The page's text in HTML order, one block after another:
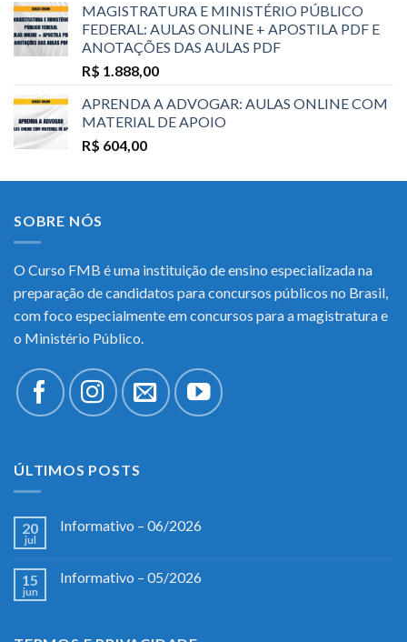
MAGISTRATURA E MINISTÉRIO PÚBLICO
FEDERAL: AULAS ONLINE + APOSTILA PDF E
ANOTAÇÕES DAS AULAS PDF
R$ 1.888,00
APRENDA A ADVOGAR: AULAS ONLINE COM
MATERIAL DE APOIO
R$ 604,00
SOBRE NÓS
O Curso FMB é uma instituição de ensino especializada na
preparação de candidatos para concursos públicos no Brasil,
com foco especialmente em concursos para a magistratura e
o Ministério Público.
ÚLTIMOS POSTS
20
jul
Informativo – 06/2026
15
jun
Informativo – 05/2026